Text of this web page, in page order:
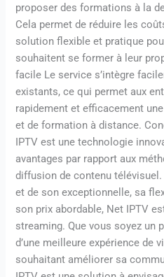
proposer des formations à la
Cela permet de réduire les
solution flexible et pratique
souhaitent se former à leur
facile Le service s’intègre
existants, ce qui permet aux
rapidement et efficacement
et de formation à distance.
IPTV est une technologie
avantages par rapport aux
diffusion de contenu télévisuel.
et de son exceptionnelle, sa
son prix abordable, Net IPTV
streaming. Que vous soyez un
d’une meilleure expérience de
souhaitant améliorer sa